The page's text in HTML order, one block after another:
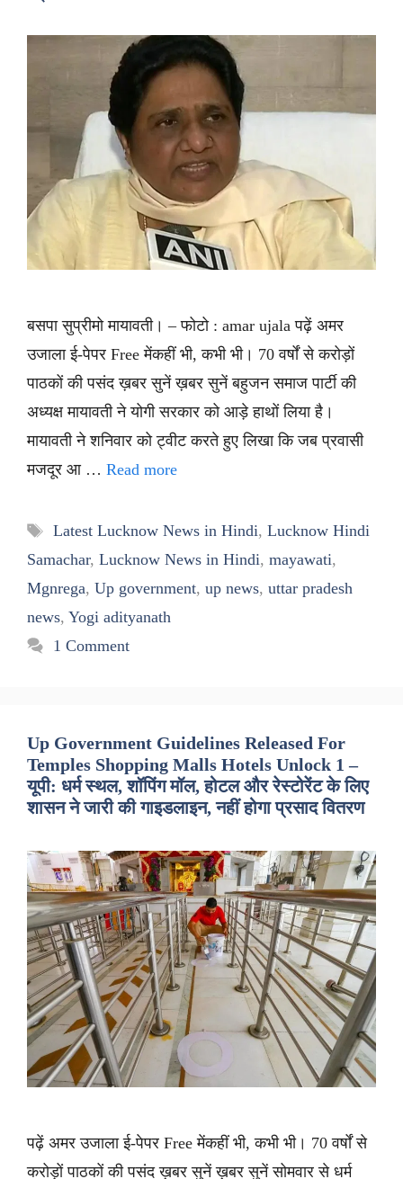
बसपा सुप्रीमो मायावती। – फोटो : amar ujala पढ़ें अमर
उजाला ई-पेपर Free मेंकहीं भी, कभी भी। 70 वर्षों से करोड़ों
पाठकों की पसंद ख़बर सुनें ख़बर सुनें बहुजन समाज पार्टी की
अध्यक्ष मायावती ने योगी सरकार को आड़े हाथों लिया है।
मायावती ने शनिवार को ट्वीट करते हुए लिखा कि जब प्रवासी
मजदूर आ … Read more
Tags
Latest Lucknow News in Hindi, Lucknow Hindi
Samachar, Lucknow News in Hindi, mayawati,
Mgnrega, Up government, up news, uttar pradesh
news, Yogi adityanath
1 Comment
Up Government Guidelines Released For
Temples Shopping Malls Hotels Unlock 1 –
यूपी: धर्म स्थल, शॉपिंग मॉल, होटल और रेस्टोरेंट के लिए
शासन ने जारी की गाइडलाइन, नहीं होगा प्रसाद वितरण
पढ़ें अमर उजाला ई-पेपर Free मेंकहीं भी, कभी भी। 70 वर्षों से
करोड़ों पाठकों की पसंद ख़बर सुनें ख़बर सुनें सोमवार से धर्म